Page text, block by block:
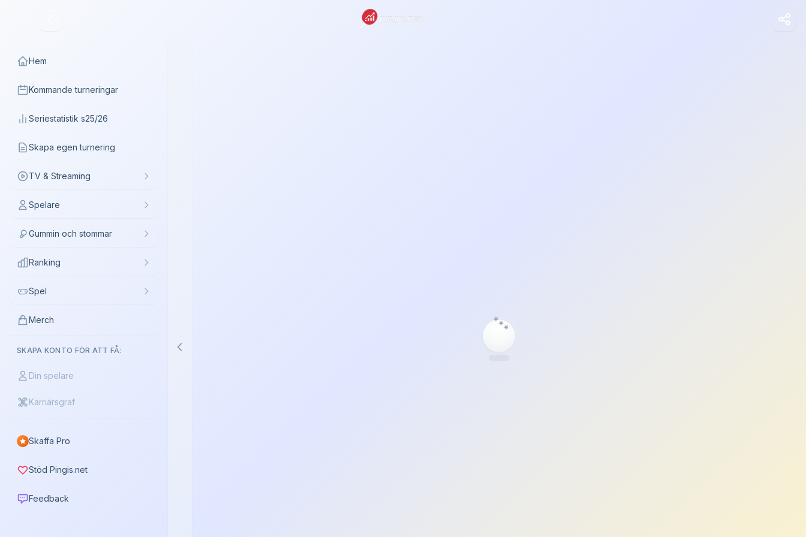
Hem
Kommande turneringar
Seriestatistik s25/26
Skapa egen turnering
TV & Streaming
Spelare
Gummin och stommar
Ranking
Spel
Merch
SKAPA KONTO FÖR ATT FÅ:
Din spelare
Karriärsgraf
Skaffa Pro
Stöd Pingis.net
Feedback